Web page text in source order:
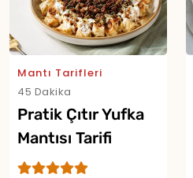
Mantı Tarifleri
45 Dakika
Pratik Çıtır Yufka
Mantısı Tarifi